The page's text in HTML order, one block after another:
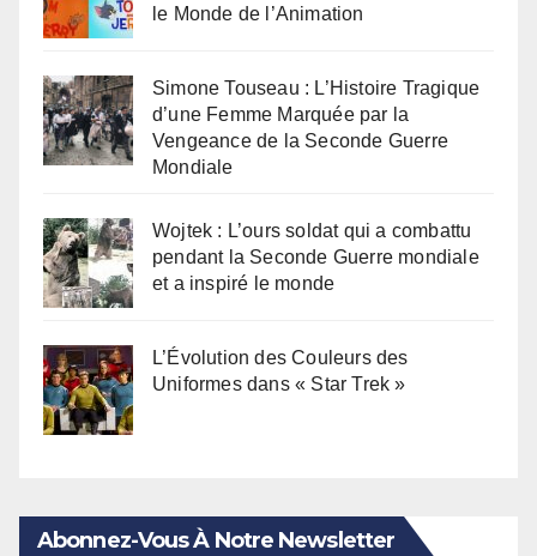
le Monde de l’Animation
Simone Touseau : L’Histoire Tragique
d’une Femme Marquée par la
Vengeance de la Seconde Guerre
Mondiale
Wojtek : L’ours soldat qui a combattu
pendant la Seconde Guerre mondiale
et a inspiré le monde
L’Évolution des Couleurs des
Uniformes dans « Star Trek »
Abonnez-Vous À Notre Newsletter